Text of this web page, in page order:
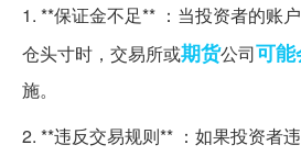
1. **保证金不足** ：当投资者的账
仓头寸时，交易所或期货公司可能
施。
2. **违反交易规则** ：如果投资者